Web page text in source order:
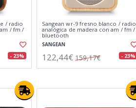
/ radio
/ fm /
- 23%
Sangean wr-9 fresno blanco / radio
analógica de madera con am / fm /
bluetooth
SANGEAN
122,44€ 159,17€ - 23%